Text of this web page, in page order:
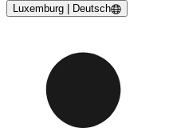
Luxemburg | Deutsch